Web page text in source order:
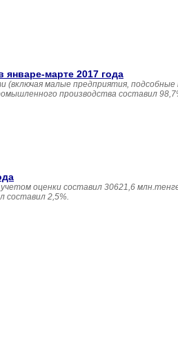
марте 2017 года
малые предприятия,
производства составил
оценки составил 30621,6
составил 2,5%.